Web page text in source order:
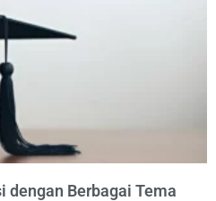
dengan Berbagai Tema